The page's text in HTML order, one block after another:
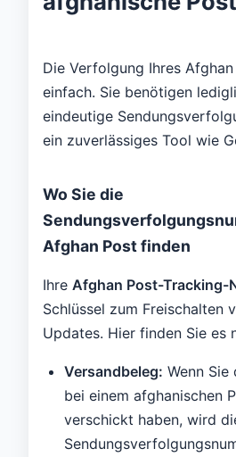
Die Verfolgung Ihres
einfach. Sie benötigen
eindeutige
ein zuverlässiges Tool wie
Wo Sie die
Afghan Post finden
Ihre Afghan Post-Tracking-
Schlüssel zum Freischalten
Updates. Hier finden Sie es
Versandbeleg: Wenn Sie
bei einem afghanischen
verschickt haben, wird